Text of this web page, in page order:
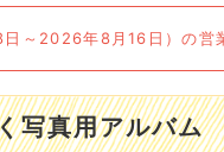
～2026年8月16日）の営
写真用アルバム